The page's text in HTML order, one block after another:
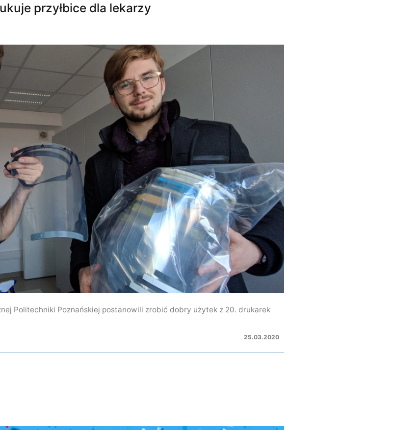
przyłbice dla lekarzy
Politechniki Poznańskiej postanowili zrobić dobry użytek z 20. drukarek
25.03.2020